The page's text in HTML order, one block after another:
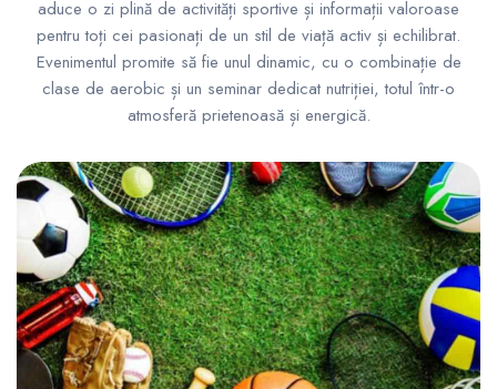
aduce o zi plină de activități sportive și informații valoroase
pentru toți cei pasionați de un stil de viață activ și echilibrat.
Evenimentul promite să fie unul dinamic, cu o combinație de
clase de aerobic și un seminar dedicat nutriției, totul într-o
atmosferă prietenoasă și energică.